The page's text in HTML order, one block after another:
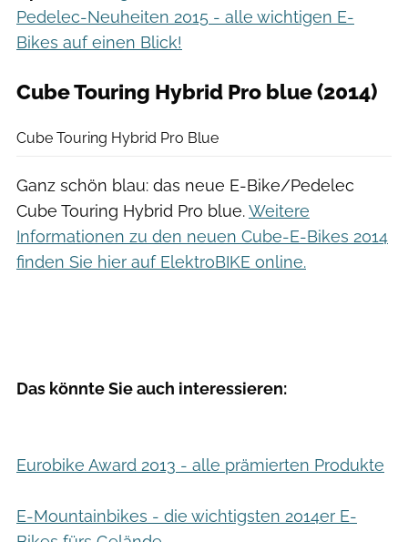
Pedelec-Neuheiten 2015 - alle wichtigen E-
Bikes auf einen Blick!
Cube Touring Hybrid Pro blue (2014)
Cube Touring Hybrid Pro Blue
Ganz schön blau: das neue E-Bike/Pedelec
Cube Touring Hybrid Pro blue.Weitere
Informationen zu den neuen Cube-E-Bikes 2014
finden Sie hier auf ElektroBIKE online.
Das könnte Sie auch interessieren:
Eurobike Award 2013 - alle prämierten Produkte
E-Mountainbikes - die wichtigsten 2014er E-